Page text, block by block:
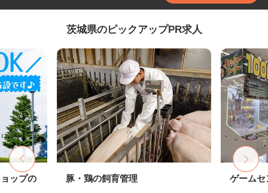
茨城県のピックアップPR求人
ップの 豚・鶏の飼育管理 ゲームセ